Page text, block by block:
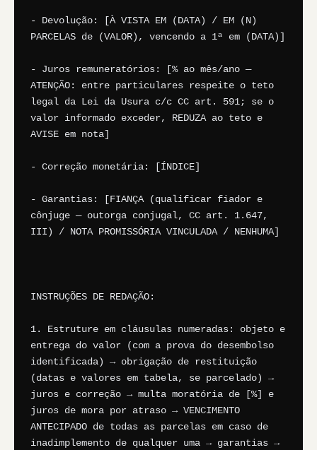
- Devolução: [À VISTA EM (DATA) / EM (N)
PARCELAS de (VALOR), vencendo a 1ª em (DATA)]
- Juros remuneratórios: [% ao mês/ano —
ATENÇÃO: entre particulares respeite o teto
legal da Lei da Usura c/c CC art. 591; se o
valor informado exceder, REDUZA ao teto e
AVISE em nota]
- Correção monetária: [ÍNDICE]
- Garantias: [FIANÇA (qualificar fiador e
cônjuge — outorga conjugal, CC art. 1.647,
III) / NOTA PROMISSÓRIA VINCULADA / NENHUMA]
INSTRUÇÕES DE REDAÇÃO:
1. Estruture em cláusulas numeradas: objeto e
entrega do valor (com a prova do desembolso
identificada) → obrigação de restituição
(datas e valores em tabela, se parcelado) →
juros e correção → multa moratória de [%] e
juros de mora por atraso → VENCIMENTO
ANTECIPADO de todas as parcelas em caso de
inadimplemento de qualquer uma → garantias →